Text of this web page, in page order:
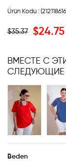
$35.37 $24.75
ВМЕСТЕ С
СЛЕДУЮЩИЕ
Beden